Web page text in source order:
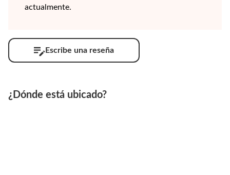
actualmente.
Escribe una reseña
¿Dónde está ubicado?